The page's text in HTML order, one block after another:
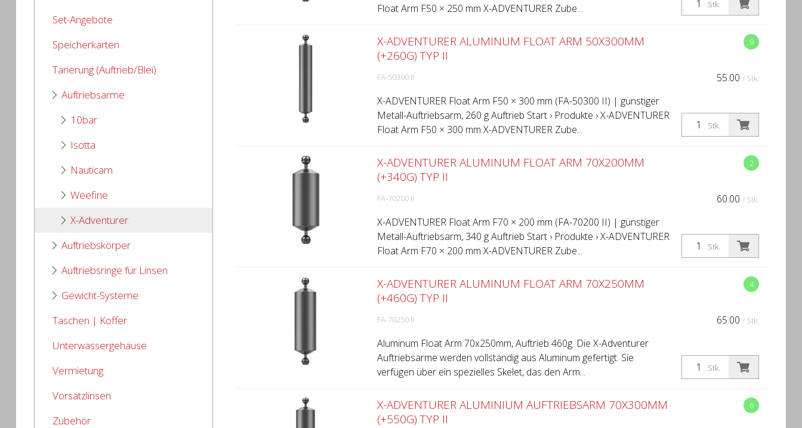
Set-Angebote
Speicherkarten
Tarierung (Auftrieb/Blei)
Auftriebsarme
10bar
Isotta
Nauticam
Weefine
X-Adventurer
Auftriebskörper
Auftriebsringe für Linsen
Gewicht-Systeme
Taschen | Koffer
Unterwassergehäuse
Vermietung
Vorsatzlinsen
Zubehör
Stk.
Float Arm F50 × 250 mm X-ADVENTURER Zube...
9
55.00 / Stk.
Stk.
X-ADVENTURER ALUMINUM FLOAT ARM 50X300MM
(+260G) TYP II
FA-50300 II
X-ADVENTURER Float Arm F50 × 300 mm (FA-50300 II) | günstiger
Metall-Auftriebsarm, 260 g Auftrieb Start › Produkte › X-ADVENTURER
Float Arm F50 × 300 mm X-ADVENTURER Zube...
2
60.00 / Stk.
Stk.
X-ADVENTURER ALUMINUM FLOAT ARM 70X200MM
(+340G) TYP II
FA-70200 II
X-ADVENTURER Float Arm F70 × 200 mm (FA-70200 II) | günstiger
Metall-Auftriebsarm, 340 g Auftrieb Start › Produkte › X-ADVENTURER
Float Arm F70 × 200 mm X-ADVENTURER Zube...
4
65.00 / Stk.
Stk.
X-ADVENTURER ALUMINUM FLOAT ARM 70X250MM
(+460G) TYP II
FA-70250 II
Aluminum Float Arm 70x250mm, Auftrieb 460g. Die X-Adventurer
Auftriebsarme werden vollständig aus Aluminum gefertigt. Sie
verfügen über ein spezielles Skelet, das den Arm...
6
X-ADVENTURER ALUMINIUM AUFTRIEBSARM 70X300MM
(+550G) TYP II